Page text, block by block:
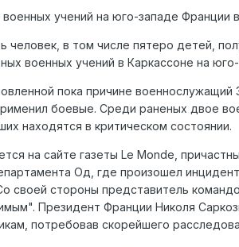
военных учений на юго-западе Франции
человек, в том числе пятеро детей,
военных учений в Каркассоне на
пока причине
боевые. Среди раненых двое
находятся в критическом состоянии.
на сайте газеты Le Monde,
Од, где произошел
своей стороны представитель
Президент Франции Николя
потребовав скорейшего